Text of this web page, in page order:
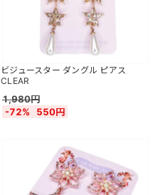
ビジュースター ダングル ピアス
CLEAR
1,980円
-72%
550円